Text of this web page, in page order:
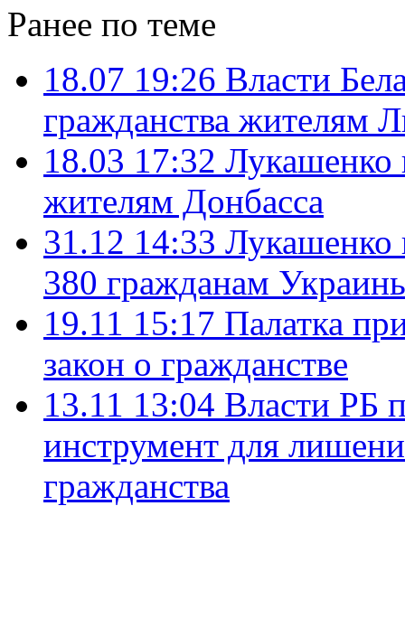
Ранее по теме
18.07 19:26 Власти
гражданства жителям
18.03 17:32 Лукашенко
жителям Донбасса
31.12 14:33 Лукашенко
380 гражданам
19.11 15:17 Палатка
закон о гражданстве
13.11 13:04 Власти РБ
инструмент для
гражданства